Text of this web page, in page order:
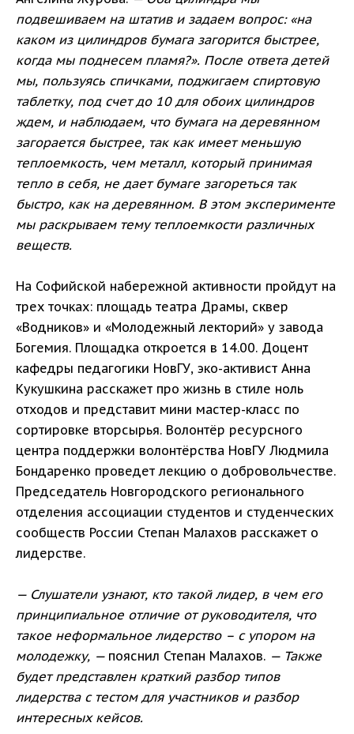
подвешиваем на штатив и задаем вопрос: «на
каком из цилиндров бумага загорится быстрее,
когда мы поднесем пламя?». После ответа детей
мы, пользуясь спичками, поджигаем спиртовую
таблетку, под счет до 10 для обоих цилиндров
ждем, и наблюдаем, что бумага на деревянном
загорается быстрее, так как имеет меньшую
теплоемкость, чем металл, который принимая
тепло в себя, не дает бумаге загореться так
быстро, как на деревянном. В этом эксперименте
мы раскрываем тему теплоемкости различных
веществ.
На Софийской набережной активности пройдут на
трех точках: площадь театра Драмы, сквер
«Водников» и «Молодежный лекторий» у завода
Богемия. Площадка откроется в 14.00. Доцент
кафедры педагогики НовГУ, эко-активист Анна
Кукушкина расскажет про жизнь в стиле ноль
отходов и представит мини мастер-класс по
сортировке вторсырья. Волонтёр ресурсного
центра поддержки волонтёрства НовГУ Людмила
Бондаренко проведет лекцию о добровольчестве.
Председатель Новгородского регионального
отделения ассоциации студентов и студенческих
сообществ России Степан Малахов расскажет о
лидерстве.
— Слушатели узнают, кто такой лидер, в чем его
принципиальное отличие от руководителя, что
такое неформальное лидерство – с упором на
молодежку, — пояснил Степан Малахов. — Также
будет представлен краткий разбор типов
лидерства с тестом для участников и разбор
интересных кейсов.